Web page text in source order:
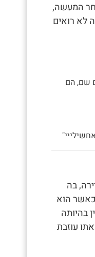
המעשה,
לא רואים
שם, הם
בה
הוא
בהיותה
עוזבת